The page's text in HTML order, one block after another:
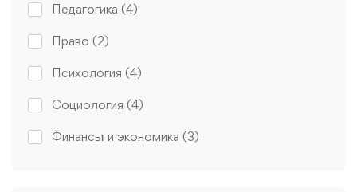
Педагогика (4)
Право (2)
Психология (4)
Социология (4)
Финансы и экономика (3)